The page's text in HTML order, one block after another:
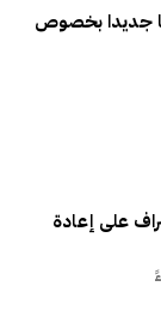
جديدا بخصوص
على إعادة